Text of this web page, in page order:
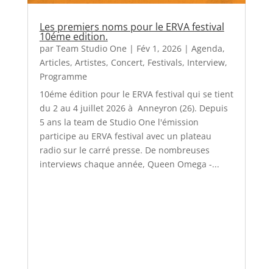
Les premiers noms pour le ERVA festival
10éme edition.
par Team Studio One | Fév 1, 2026| Agenda,
Articles, Artistes, Concert, Festivals, Interview,
Programme
10éme édition pour le ERVA festival qui se tient
du 2 au 4 juillet 2026 à Anneyron (26). Depuis
5 ans la team de Studio One l'émission
participe au ERVA festival avec un plateau
radio sur le carré presse. De nombreuses
interviews chaque année, Queen Omega -...